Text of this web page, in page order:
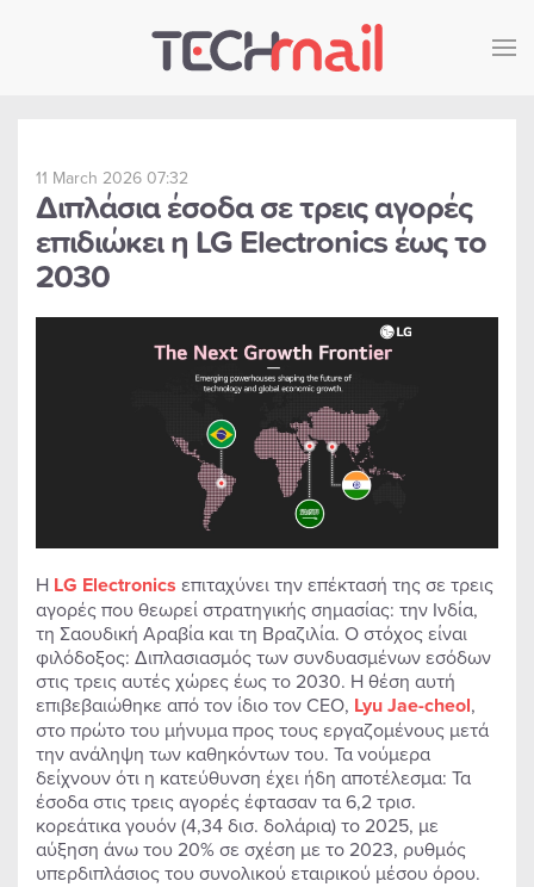
Skip to main content
11 March 2026 07:32
Διπλάσια έσοδα σε τρεις αγορές
επιδιώκει η LG Electronics έως το
2030
Η LG Electronics επιταχύνει την επέκτασή της σε τρεις
αγορές που θεωρεί στρατηγικής σημασίας: την Ινδία,
τη Σαουδική Αραβία και τη Βραζιλία. Ο στόχος είναι
φιλόδοξος: Διπλασιασμός των συνδυασμένων εσόδων
στις τρεις αυτές χώρες έως το 2030. Η θέση αυτή
επιβεβαιώθηκε από τον ίδιο τον CEO, Lyu Jae-cheol,
στο πρώτο του μήνυμα προς τους εργαζομένους μετά
την ανάληψη των καθηκόντων του. Τα νούμερα
δείχνουν ότι η κατεύθυνση έχει ήδη αποτέλεσμα: Τα
έσοδα στις τρεις αγορές έφτασαν τα 6,2 τρισ.
κορεάτικα γουόν (4,34 δισ. δολάρια) το 2025, με
αύξηση άνω του 20% σε σχέση με το 2023, ρυθμός
υπερδιπλάσιος του συνολικού εταιρικού μέσου όρου.